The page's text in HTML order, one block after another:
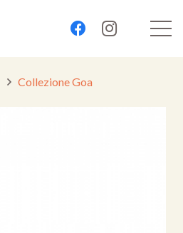
Collezione Goa